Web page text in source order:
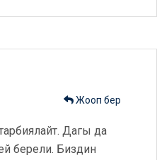
Дагы да
берели. Биздин
Жооп бер